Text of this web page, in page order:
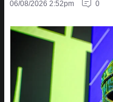
06/08/2026 2:52pm 0